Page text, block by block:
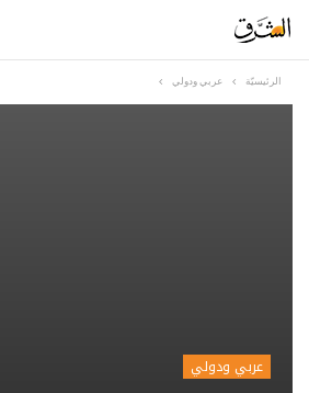
الرئيسيّة عربي ودولي
عربي ودولي